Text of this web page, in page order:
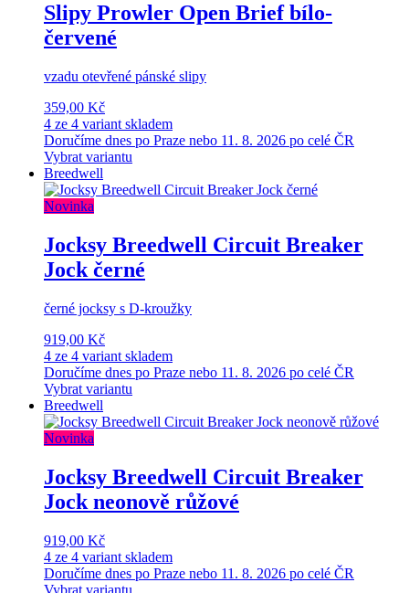
Slipy Prowler Open Brief bílo-
červené
vzadu otevřené pánské slipy
359,00 Kč
4 ze 4 variant skladem
Doručíme dnes po Praze nebo 11. 8. 2026 po celé ČR
Vybrat variantu
Breedwell
Novinka
Jocksy Breedwell Circuit Breaker
Jock černé
černé jocksy s D-kroužky
919,00 Kč
4 ze 4 variant skladem
Doručíme dnes po Praze nebo 11. 8. 2026 po celé ČR
Vybrat variantu
Breedwell
Novinka
Jocksy Breedwell Circuit Breaker
Jock neonově růžové
919,00 Kč
4 ze 4 variant skladem
Doručíme dnes po Praze nebo 11. 8. 2026 po celé ČR
Vybrat variantu